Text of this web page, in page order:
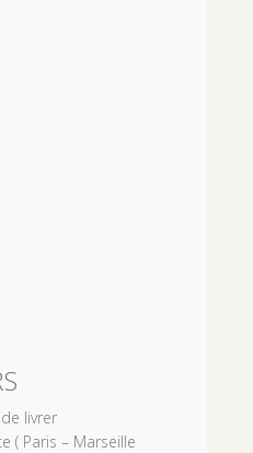
livrer
( Paris – Marseille